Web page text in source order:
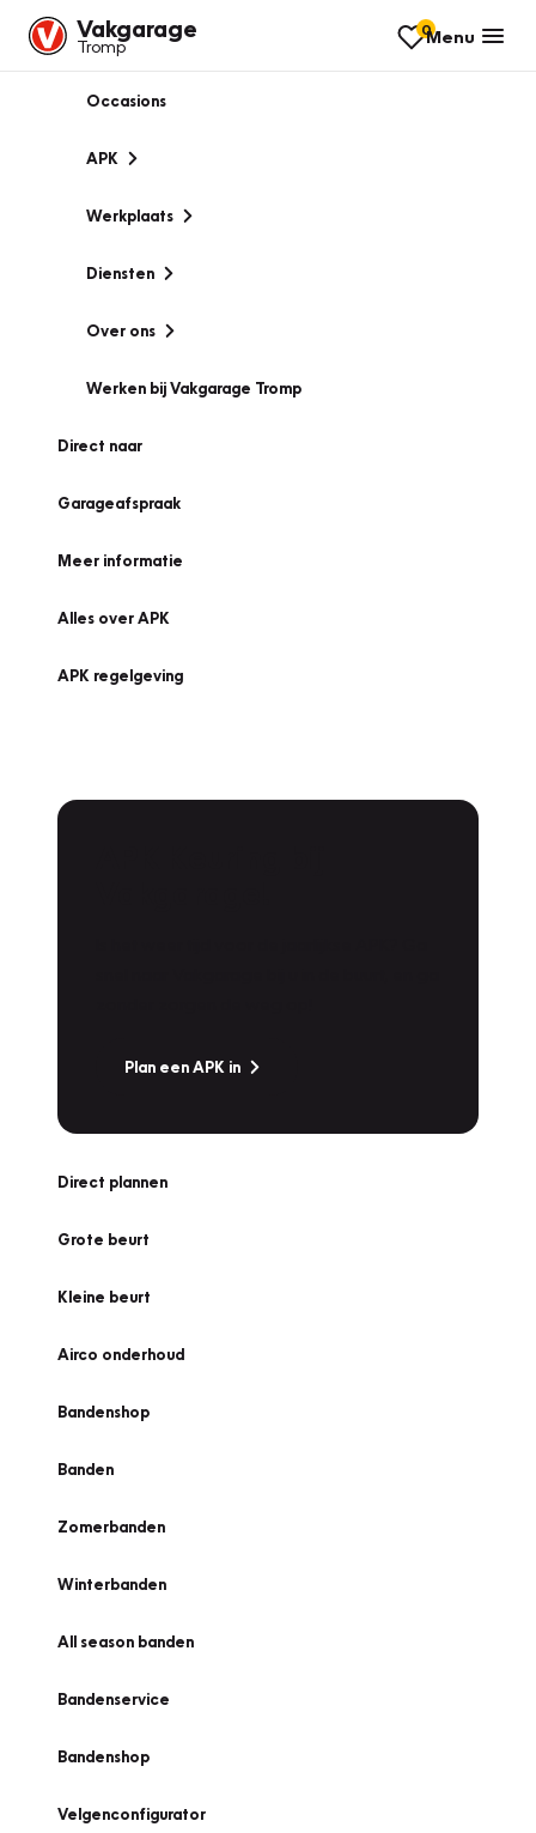
Vakgarage
Tromp
0Menu
Occasions
APK
Werkplaats
Diensten
Over ons
Werken bij Vakgarage Tromp
Direct naar
Garageafspraak
Meer informatie
Alles over APK
APK regelgeving
Plan een APK in
Direct plannen
Grote beurt
Kleine beurt
Airco onderhoud
Bandenshop
Banden
Zomerbanden
Winterbanden
All season banden
Bandenservice
Bandenshop
Velgenconfigurator